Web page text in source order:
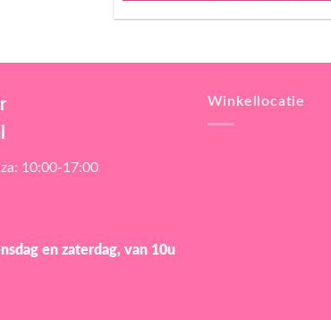
10:00-17:00
en zaterdag, van 10u
Winkellocatie